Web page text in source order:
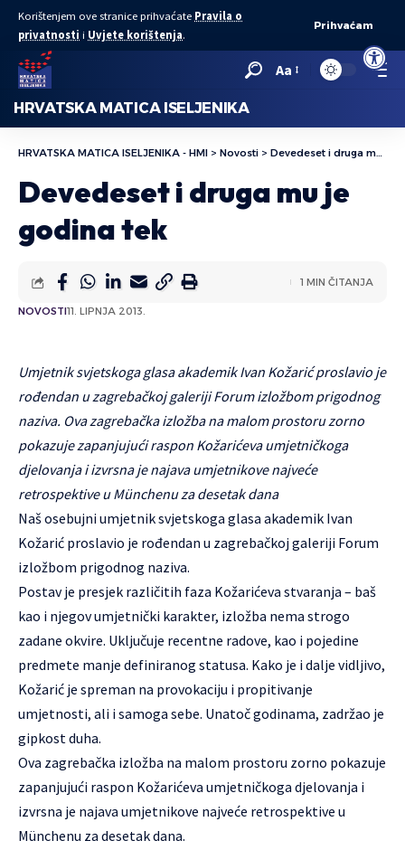
Korištenjem ove stranice prihvaćate Pravila o
privatnosti i Uvjete korištenja.
Prihvaćam
Aa
HRVATSKA MATICA ISELJENIKA
HRVATSKA MATICA ISELJENIKA - HMI > Novosti > Devedeset i druga mu je godina tek
Devedeset i druga mu je
godina tek
NOVOSTI11. LIPNJA 2013.
1 MIN ČITANJA
Umjetnik svjetskoga glasa akademik Ivan Kožarić proslavio je
rođendan u zagrebačkoj galeriji Forum izložbom prigodnog
naziva. Ova zagrebačka izložba na malom prostoru zorno
pokazuje zapanjujući raspon Kožarićeva umjetničkoga
djelovanja i izvrsna je najava umjetnikove najveće
retrospektive u Münchenu za desetak dana
Naš osebujni umjetnik svjetskoga glasa akademik Ivan
Kožarić proslavio je rođendan u zagrebačkoj galeriji Forum
izložbom prigodnog naziva.
Postav je presjek različitih faza Kožarićeva stvaranja – baš
kao i njegov umjetnički karakter, izložba nema strogo
zadane okvire. Uključuje recentne radove, kao i pojedine
predmete manje definiranog statusa. Kako je i dalje vidljivo,
Kožarić je spreman na provokaciju i propitivanje
umjetnosti, ali i samoga sebe. Unatoč godinama, zadržao je
gipkost duha.
Ova zagrebačka izložba na malom prostoru zorno pokazuje
zapanjujući raspon Kožarićeva umjetničkoga djelovanja i
izvrsna je najava umjetnikove najveće retrospektive u
Münchenu za desetak dana.
Open